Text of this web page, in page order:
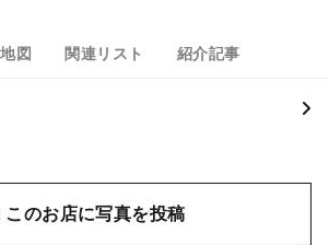
地図 関連リスト 紹介記事
このお店に写真を投稿